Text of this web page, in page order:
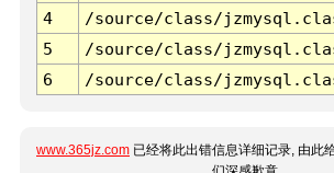
4
/source/class/
5
/source/class/
6
/source/class/
www.365jz.com 已经将此出错信息详细记录, 由此